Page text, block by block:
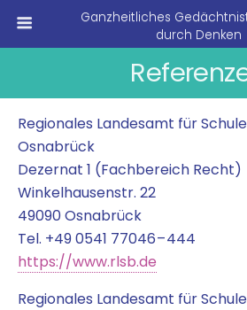
Ganzheitliches
durch Denken
Regio­na­les Lan­des­amt für
Osnabrück
Dezer­nat 1 (Fach­be­reich Recht)
Win­kel­hau­sen­str. 22
49090 Osnabrück
Tel. +49 0541 77046 – 444
https://www.rlsb.de
Regio­na­les Lan­des­amt für